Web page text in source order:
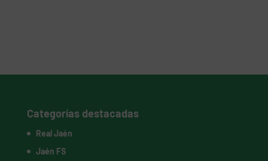
Categorías destacadas
Real Jaén
Jaén FS